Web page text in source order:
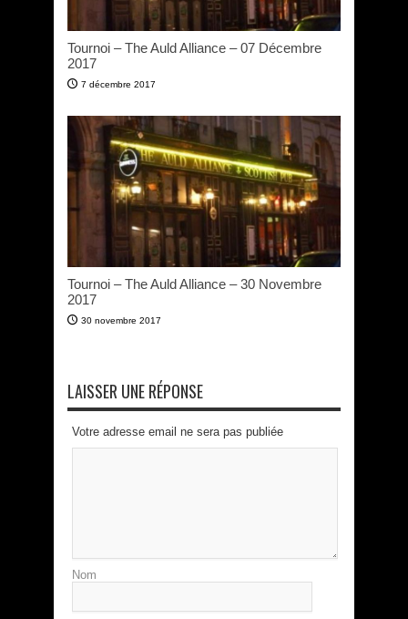
Tournoi – The Auld Alliance – 07 Décembre
2017
7 décembre 2017
Tournoi – The Auld Alliance – 30 Novembre
2017
30 novembre 2017
LAISSER UNE RÉPONSE
Votre adresse email ne sera pas publiée
Nom